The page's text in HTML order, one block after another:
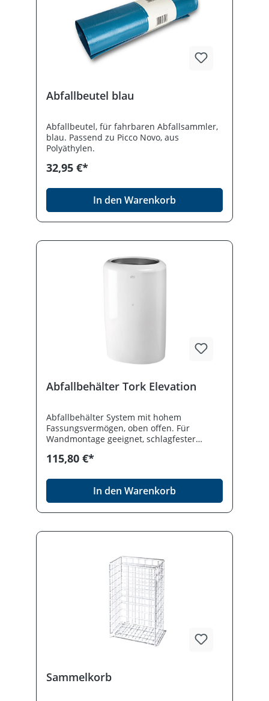
Abfallbeutel blau
Abfallbeutel, für fahrbaren Abfallsammler,
blau. Passend zu Picco Novo, aus
Polyäthylen.
32,95 €*
In den Warenkorb
Abfallbehälter Tork Elevation
Abfallbehälter System mit hohem
Fassungsvermögen, oben offen. Für
Wandmontage geeignet, schlagfester
erhältlich. Abmessung: 389 x 629 x 289
115,80 €*
In den Warenkorb
Sammelkorb